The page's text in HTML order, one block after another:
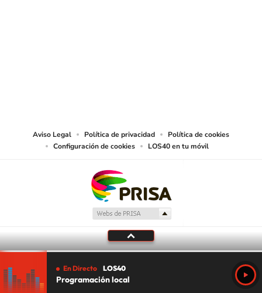
Aviso Legal Política de privacidad
Política de cookies
Configuración de cookies
LOS40 en tu móvil
En Directo LOS40
Programación local